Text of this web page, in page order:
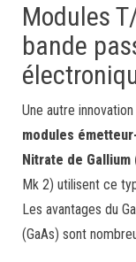
Modules
bande
Une autre
modules
Nitrate de Gallium
Mk 2) utilisent ce
Les avantages du
(GaAs) sont